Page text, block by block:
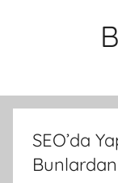
SEO’da
Bunlardan